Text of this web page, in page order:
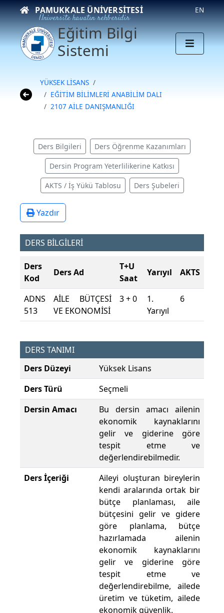
PAMUKKALE ÜNIVERSITESI
Üniversite hayatın rehberidir
EN
Eğitim Bilgi
Sistemi
YÜKSEK LİSANS
EĞİTİM BİLİMLERİ ANABİLİM DALI
2107 AİLE DANIŞMANLIĞI
Ders Bilgileri Ders Öğrenme Kazanımları
Dersin Program Yeterlilikerine Katkısı
AKTS / İş Yükü Tablosu Ders Şubeleri
Yazdır
DERS BİLGİLERİ
Ders
Kod
Ders Ad
T+U
Saat
Yarıyıl AKTS
ADNS
513
AİLE BÜTÇESİ
VE EKONOMİSİ
3 + 0
1.
Yarıyıl
6
DERS TANIMI
Ders Düzeyi
Yüksek Lisans
Ders Türü
Seçmeli
Dersin Amacı
Bu dersin amacı ailenin
ekonomik kaynaklarını
gelir ve giderine göre
tespit etme ve
değerlendirebilmedir.
Ders İçeriği
Aileyi oluşturan bireylerin
kendi aralarında ortak bir
bütçe planlaması, aile
bütçesini gelir ve gidere
göre planlama, bütçe
hazırlamada ailenin
ekonomik kaynaklarını
gelir ve giderine göre
tespit etme ve
değerlendirebilme, ailede
üretim ve tüketim, ailede
ekonomik güvenlik.